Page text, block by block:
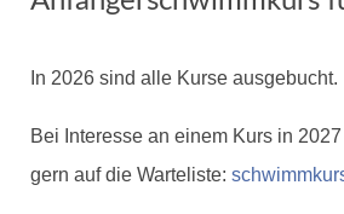
In 2026 sind alle Kurse ausgebucht.
Bei Interesse an einem Kurs in
gern auf die Warteliste: